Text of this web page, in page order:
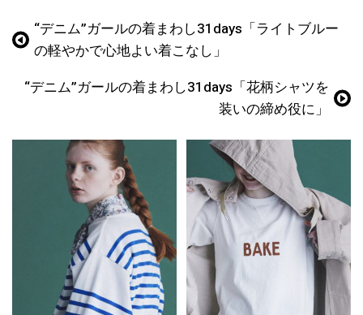
“デニム”ガールの着まわし31days「ライトブルー
の軽やかで心地よい着こなし」
“デニム”ガールの着まわし31days「花柄シャツを
装いの締め役に」